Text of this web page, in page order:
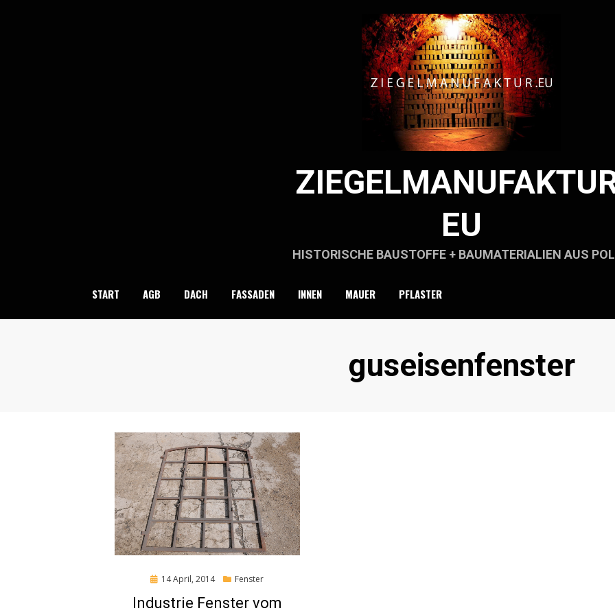
EU
HISTORISCHE BAUSTOFFE + BAUMATERIALIEN AUS
START AGB DACH FASSADEN INNEN MAUER PFLASTER
Schlagwort
:
guseisenfenster
Posted
14 April, 2014 Fenster
Industrie Fenster vom